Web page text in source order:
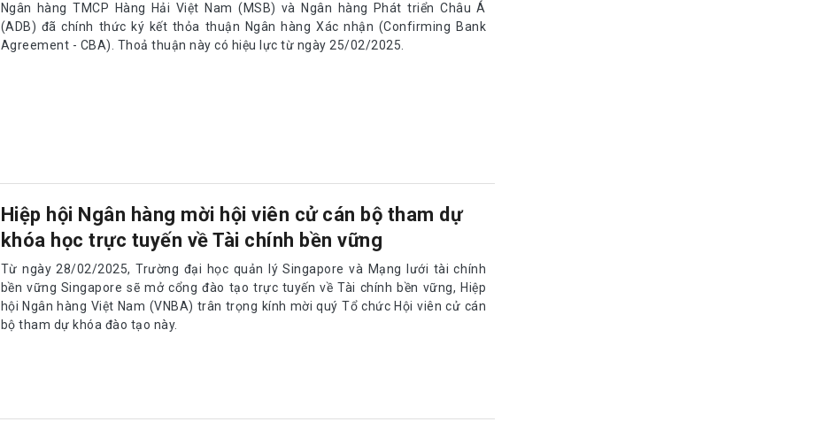
Ngân hàng TMCP Hàng Hải Việt Nam (MSB) và Ngân hàng Phát triển Châu Á
(ADB) đã chính thức ký kết thỏa thuận Ngân hàng Xác nhận (Confirming Bank
Agreement - CBA). Thoả thuận này có hiệu lực từ ngày 25/02/2025.
Hiệp hội Ngân hàng mời hội viên cử cán bộ tham dự
khóa học trực tuyến về Tài chính bền vững
Từ ngày 28/02/2025, Trường đại học quản lý Singapore và Mạng lưới tài chính
bền vững Singapore sẽ mở cổng đào tạo trực tuyến về Tài chính bền vững, Hiệp
hội Ngân hàng Việt Nam (VNBA) trân trọng kính mời quý Tổ chức Hội viên cử cán
bộ tham dự khóa đào tạo này.